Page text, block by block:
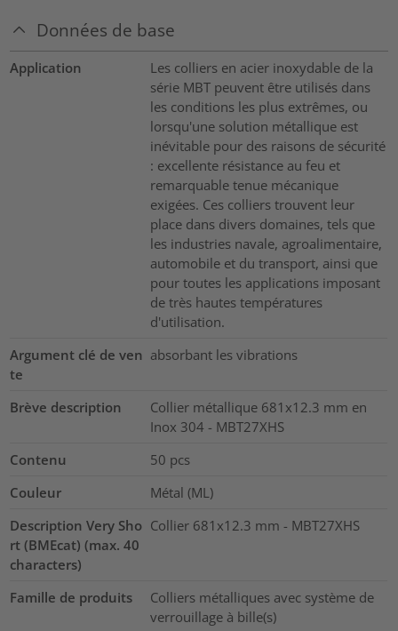
Données de base
Application
Les colliers en acier inoxydable de la
série MBT peuvent être utilisés dans
les conditions les plus extrêmes, ou
lorsqu'une solution métallique est
inévitable pour des raisons de sécurité
: excellente résistance au feu et
remarquable tenue mécanique
exigées. Ces colliers trouvent leur
place dans divers domaines, tels que
les industries navale, agroalimentaire,
automobile et du transport, ainsi que
pour toutes les applications imposant
de très hautes températures
d'utilisation.
Argument clé de ven
te
absorbant les vibrations
Brève description
Collier métallique 681x12.3 mm en
Inox 304 - MBT27XHS
Contenu
50 pcs
Couleur
Métal (ML)
Description Very Sho
rt (BMEcat) (max. 40
characters)
Collier 681x12.3 mm - MBT27XHS
Famille de produits
Colliers métalliques avec système de
verrouillage à bille(s)